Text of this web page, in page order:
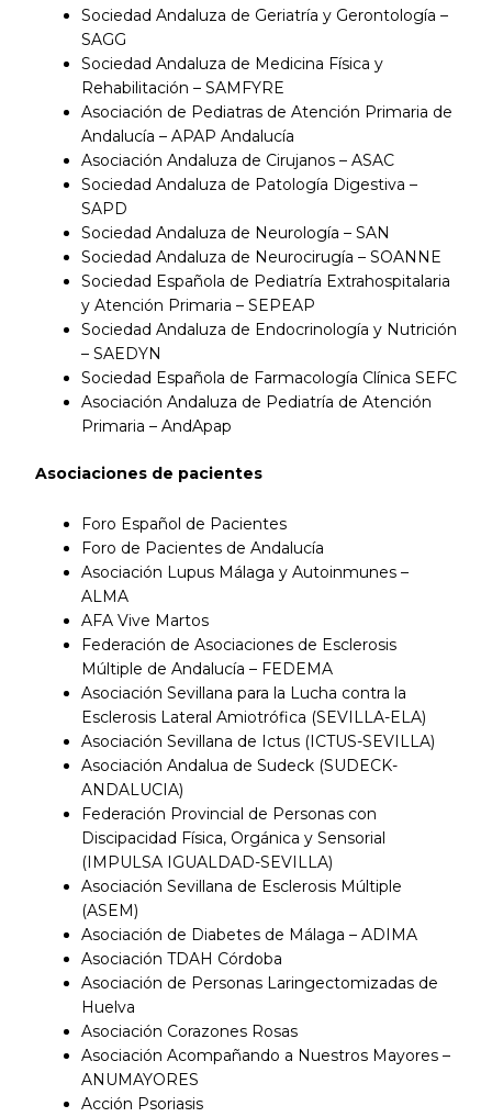
Sociedad Andaluza de Geriatría y Gerontología –
SAGG
Sociedad Andaluza de Medicina Física y
Rehabilitación – SAMFYRE
Asociación de Pediatras de Atención Primaria de
Andalucía – APAP Andalucía
Asociación Andaluza de Cirujanos – ASAC
Sociedad Andaluza de Patología Digestiva –
SAPD
Sociedad Andaluza de Neurología – SAN
Sociedad Andaluza de Neurocirugía – SOANNE
Sociedad Española de Pediatría Extrahospitalaria
y Atención Primaria – SEPEAP
Sociedad Andaluza de Endocrinología y Nutrición
– SAEDYN
Sociedad Española de Farmacología Clínica SEFC
Asociación Andaluza de Pediatría de Atención
Primaria – AndApap
Asociaciones de pacientes
Foro Español de Pacientes
Foro de Pacientes de Andalucía
Asociación Lupus Málaga y Autoinmunes –
ALMA
AFA Vive Martos
Federación de Asociaciones de Esclerosis
Múltiple de Andalucía – FEDEMA
Asociación Sevillana para la Lucha contra la
Esclerosis Lateral Amiotrófica (SEVILLA-ELA)
Asociación Sevillana de Ictus (ICTUS-SEVILLA)
Asociación Andalua de Sudeck (SUDECK-
ANDALUCIA)
Federación Provincial de Personas con
Discipacidad Física, Orgánica y Sensorial
(IMPULSA IGUALDAD-SEVILLA)
Asociación Sevillana de Esclerosis Múltiple
(ASEM)
Asociación de Diabetes de Málaga – ADIMA
Asociación TDAH Córdoba
Asociación de Personas Laringectomizadas de
Huelva
Asociación Corazones Rosas
Asociación Acompañando a Nuestros Mayores –
ANUMAYORES
Acción Psoriasis